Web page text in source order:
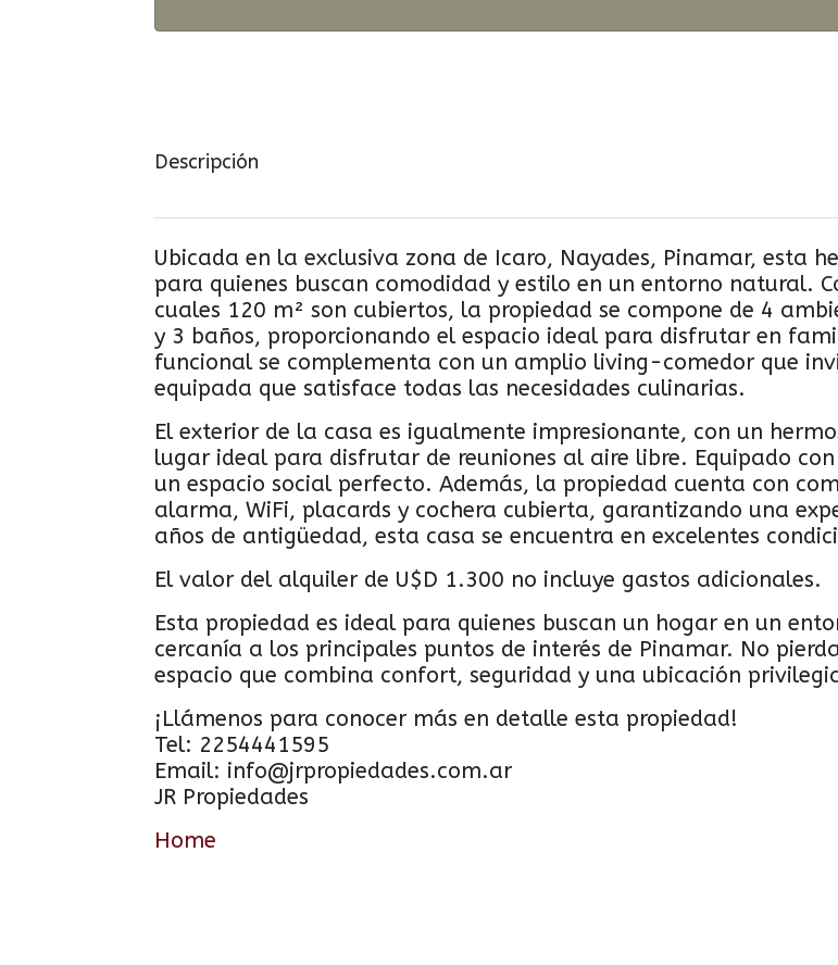
Descripción
Ubicada en la exclusiva zona de Icaro, Nayades, Pinamar, esta
para quienes buscan comodidad y estilo en un entorno natural.
cuales 120 m² son cubiertos, la propiedad se compone de 4
y 3 baños, proporcionando el espacio ideal para disfrutar en
funcional se complementa con un amplio living-comedor que
equipada que satisface todas las necesidades culinarias.
El exterior de la casa es igualmente impresionante, con un
lugar ideal para disfrutar de reuniones al aire libre. Equipado
un espacio social perfecto. Además, la propiedad cuenta con
alarma, WiFi, placards y cochera cubierta, garantizando una
años de antigüedad, esta casa se encuentra en excelentes
El valor del alquiler de U$D 1.300 no incluye gastos adicionales.
Esta propiedad es ideal para quienes buscan un hogar en un
cercanía a los principales puntos de interés de Pinamar. No
espacio que combina confort, seguridad y una ubicación
¡Llámenos para conocer más en detalle esta propiedad!
Tel: 2254441595
Email: info@jrpropiedades.com.ar
JR Propiedades
Home